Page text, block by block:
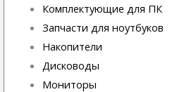
Комплектующие для ПК
Запчасти для ноутбуков
Накопители
Дисководы
Мониторы